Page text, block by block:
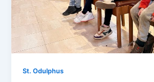
St. Odulphus